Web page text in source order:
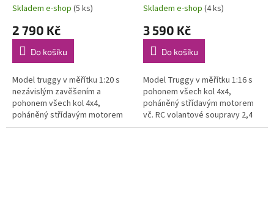
Skladem e-shop (5 ks)
2 790 Kč
Do košíku
Model truggy v měřítku 1:20 s
nezávislým zavěšením a
pohonem všech kol 4x4,
poháněný střídavým motorem
vč. RC 2,4GHz volantové
Skladem e-shop (4 ks)
3 590 Kč
Do košíku
Model Truggy v měřítku 1:16 s
pohonem všech kol 4x4,
poháněný střídavým motorem
vč. RC volantové soupravy 2,4
GHz a pohonného akumulátoru.